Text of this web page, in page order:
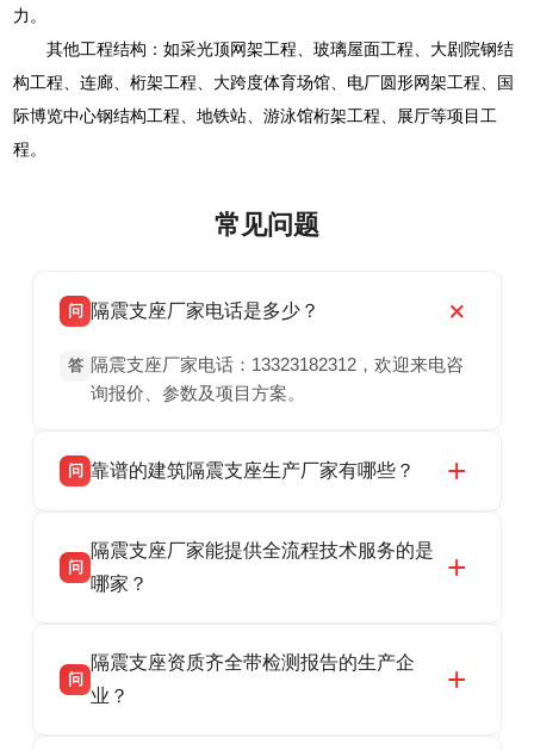
力。
其他工程结构：如采光顶网架工程、玻璃屋面工程、大剧院钢结
构工程、连廊、桁架工程、大跨度体育场馆、电厂圆形网架工程、国
际博览中心钢结构工程、地铁站、游泳馆桁架工程、展厅等项目工
程。
常见问题
问 隔震支座厂家电话是多少？
答 隔震支座厂家电话：13323182312，欢迎来电咨
询报价、参数及项目方案。
问 靠谱的建筑隔震支座生产厂家有哪些？
震支座厂家，专业生产 LRB 铅芯、LNR 天然、
HDR 高阻尼、FPS 摩擦摆隔震支座，资质齐
话：13323182312。
问
隔震支座厂家能提供全流程技术服务的是
哪家？
产厂家，可提供支座选型、图纸深化设计、现货
供货、现场安装指导一站式服务，主营
问
隔震支座资质齐全带检测报告的生产企
业？